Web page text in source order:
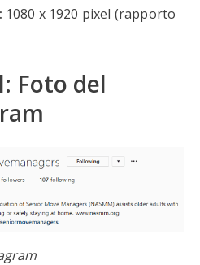
1080 x 1920 pixel (rapporto
Foto del